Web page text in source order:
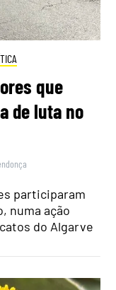
que
de luta no
participaram
numa ação
do Algarve